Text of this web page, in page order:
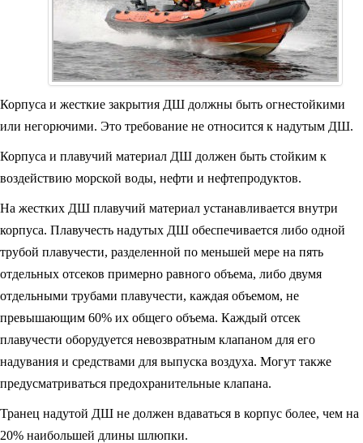
Корпуса и жесткие закрытия ДШ должны быть огнестойкими
или негорю­чими. Это требование не относится к надутым ДШ.
Корпуса и плавучий материал ДШ должен быть стойким к
воздействию морской воды, нефти и нефтепродуктов.
На жестких ДШ плавучий материал устанавливается внутри
корпуса. Пла­вучесть надутых ДШ обеспечивается либо одной
трубой плавучести, разделенной по меньшей мере на пять
отдельных отсеков примерно равного объема, либо двумя
отдельными трубами плавучести, каждая объемом, не
превышающим 60% их общего объема. Каждый отсек
плавучести оборудуется невозвратным клапа­ном для его
надувания и средствами для выпуска воздуха. Могут также
преду­сматриваться предохранительные клапана.
Транец надутой ДШ не должен вдаваться в корпус более, чем на
20% наи­большей длины шлюпки.